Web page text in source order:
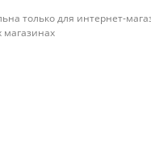
только для интернет-
магазинах